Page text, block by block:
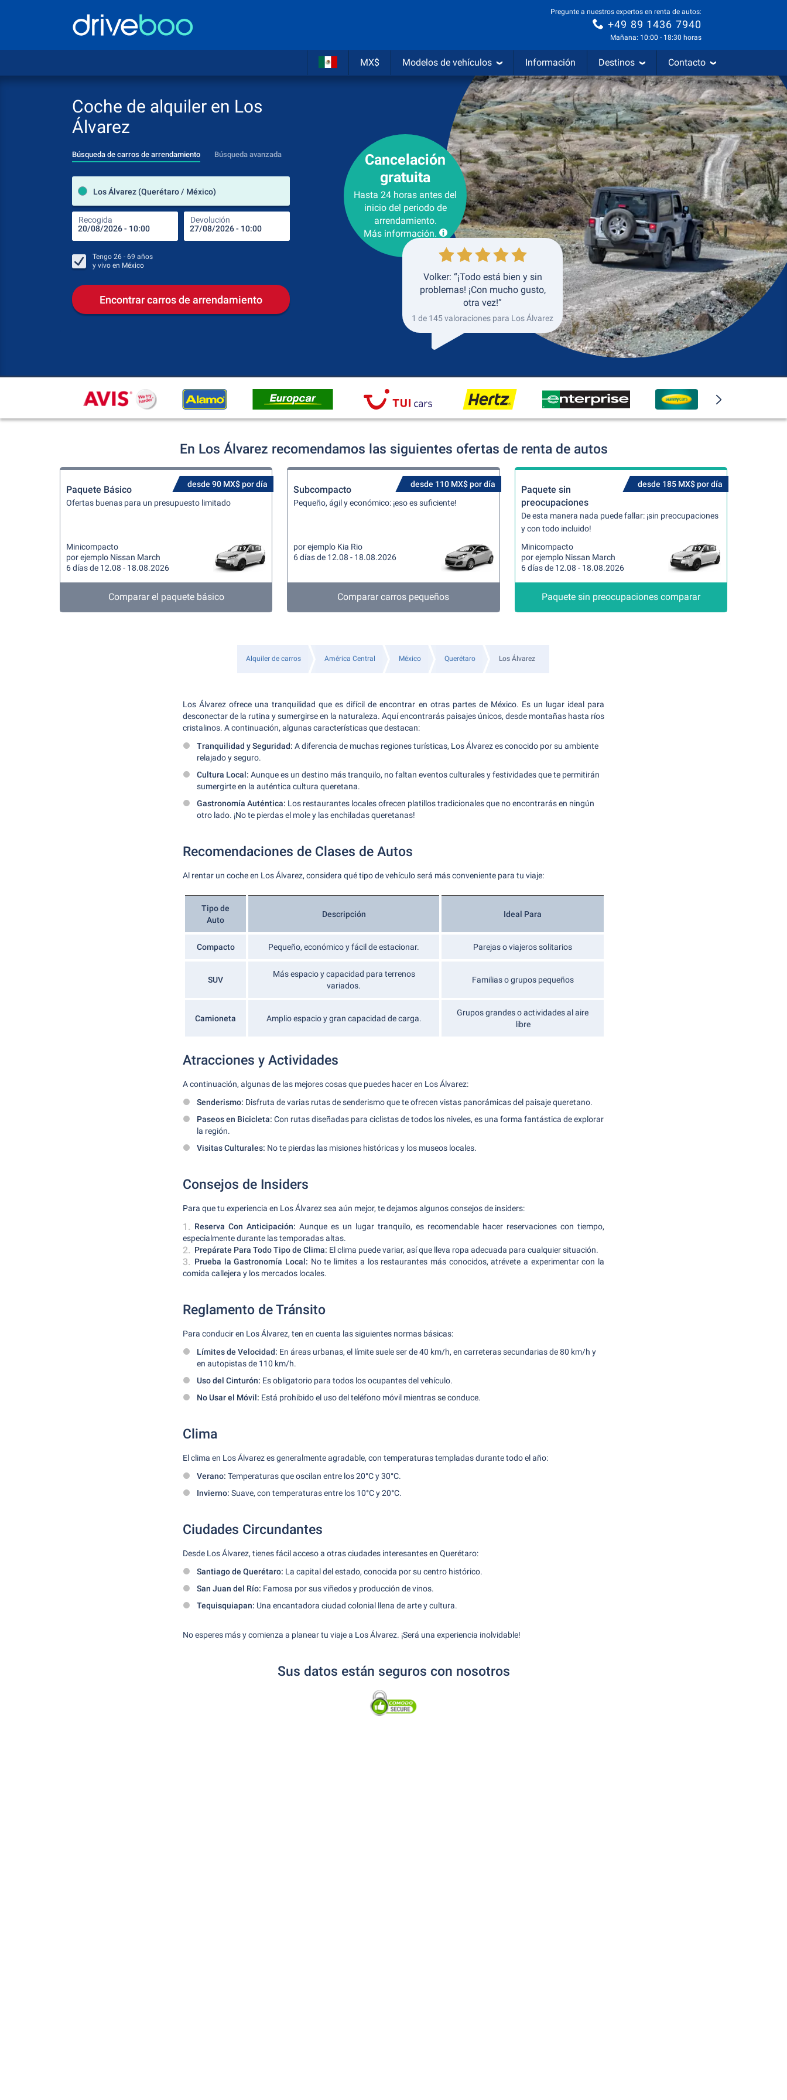
Pregunte a nuestros expertos en renta de autos:
+49 89 1436 7940
Mañana: 10:00 - 18:30 horas
MX$ Modelos de vehículos Información Destinos Contacto
Coche de alquiler en Los
Álvarez
Búsqueda de carros de arrendamiento Búsqueda avanzada
Los Álvarez (Querétaro / México)
Recogida Devolución
lugar de arrendamiento
Lugar de devolución
Devolución
Tengo 26 - 69 años
y vivo en México
Encontrar carros de arrendamiento
Cancelación
gratuita
Hasta 24 horas antes del
inicio del periodo de
arrendamiento.
Más información.
Volker: “¡Todo está bien y sin
problemas! ¡Con mucho gusto,
otra vez!”
1 de 145 valoraciones para Los Álvarez
En Los Álvarez recomendamos las siguientes ofertas de renta de autos
desde 90 MX$ por día
Paquete Básico
Ofertas buenas para un presupuesto limitado
Minicompacto
por ejemplo Nissan March
6 días de 12.08 - 18.08.2026
Comparar el paquete básico
desde 110 MX$ por día
Subcompacto
Pequeño, ágil y económico: ¡eso es suficiente!
por ejemplo Kia Rio
6 días de 12.08 - 18.08.2026
Comparar carros pequeños
desde 185 MX$ por día
Paquete sin
preocupaciones
De esta manera nada puede fallar: ¡sin preocupaciones
y con todo incluido!
Minicompacto
por ejemplo Nissan March
6 días de 12.08 - 18.08.2026
Paquete sin preocupaciones comparar
Alquiler de carros América Central México Querétaro Los Álvarez
Los Álvarez ofrece una tranquilidad que es difícil de encontrar en otras partes de México. Es un lugar ideal para
desconectar de la rutina y sumergirse en la naturaleza. Aquí encontrarás paisajes únicos, desde montañas hasta ríos
cristalinos. A continuación, algunas características que destacan:
Tranquilidad y Seguridad: A diferencia de muchas regiones turísticas, Los Álvarez es conocido por su ambiente
relajado y seguro.
Cultura Local: Aunque es un destino más tranquilo, no faltan eventos culturales y festividades que te permitirán
sumergirte en la auténtica cultura queretana.
Gastronomía Auténtica: Los restaurantes locales ofrecen platillos tradicionales que no encontrarás en ningún
otro lado. ¡No te pierdas el mole y las enchiladas queretanas!
Recomendaciones de Clases de Autos
Al rentar un coche en Los Álvarez, considera qué tipo de vehículo será más conveniente para tu viaje:
Tipo de
Auto
Descripción Ideal Para
Compacto Pequeño, económico y fácil de estacionar. Parejas o viajeros solitarios
SUV
Más espacio y capacidad para terrenos
variados.
Familias o grupos pequeños
Camioneta Amplio espacio y gran capacidad de carga.
Grupos grandes o actividades al aire
libre
Atracciones y Actividades
A continuación, algunas de las mejores cosas que puedes hacer en Los Álvarez:
Senderismo: Disfruta de varias rutas de senderismo que te ofrecen vistas panorámicas del paisaje queretano.
Paseos en Bicicleta: Con rutas diseñadas para ciclistas de todos los niveles, es una forma fantástica de explorar
la región.
Visitas Culturales: No te pierdas las misiones históricas y los museos locales.
Consejos de Insiders
Para que tu experiencia en Los Álvarez sea aún mejor, te dejamos algunos consejos de insiders:
Reserva Con Anticipación: Aunque es un lugar tranquilo, es recomendable hacer reservaciones con tiempo,
especialmente durante las temporadas altas.
Prepárate Para Todo Tipo de Clima: El clima puede variar, así que lleva ropa adecuada para cualquier situación.
Prueba la Gastronomía Local: No te limites a los restaurantes más conocidos, atrévete a experimentar con la
comida callejera y los mercados locales.
Reglamento de Tránsito
Para conducir en Los Álvarez, ten en cuenta las siguientes normas básicas:
Límites de Velocidad: En áreas urbanas, el límite suele ser de 40 km/h, en carreteras secundarias de 80 km/h y
en autopistas de 110 km/h.
Uso del Cinturón: Es obligatorio para todos los ocupantes del vehículo.
No Usar el Móvil: Está prohibido el uso del teléfono móvil mientras se conduce.
Clima
El clima en Los Álvarez es generalmente agradable, con temperaturas templadas durante todo el año:
Verano: Temperaturas que oscilan entre los 20°C y 30°C.
Invierno: Suave, con temperaturas entre los 10°C y 20°C.
Ciudades Circundantes
Desde Los Álvarez, tienes fácil acceso a otras ciudades interesantes en Querétaro:
Santiago de Querétaro: La capital del estado, conocida por su centro histórico.
San Juan del Río: Famosa por sus viñedos y producción de vinos.
Tequisquiapan: Una encantadora ciudad colonial llena de arte y cultura.
No esperes más y comienza a planear tu viaje a Los Álvarez. ¡Será una experiencia inolvidable!
Sus datos están seguros con nosotros